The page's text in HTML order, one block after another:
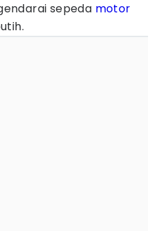
sepeda motor